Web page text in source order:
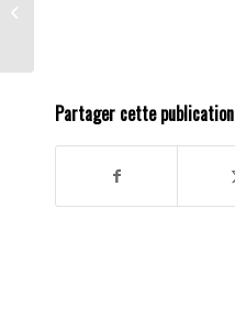
Partager cette publication